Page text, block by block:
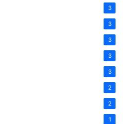
3
3
3
3
3
2
2
1